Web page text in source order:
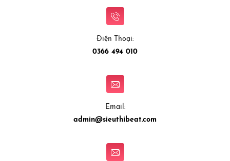
Điện Thoại:
0366 494 010
Email:
admin@sieuthibeat.com